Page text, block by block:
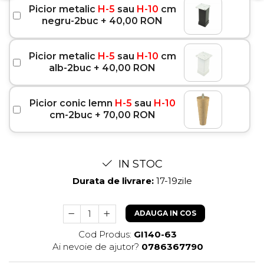
Picior metalic H-5 sau H-10 cm
negru-2buc + 40,00 RON
Picior metalic H-5 sau H-10 cm
alb-2buc + 40,00 RON
Picior conic lemn H-5 sau H-10
cm-2buc + 70,00 RON
IN STOC
Durata de livrare:17-19zile
ADAUGA IN COS
Cod Produs: GI140-63
Ai nevoie de ajutor? 0786367790